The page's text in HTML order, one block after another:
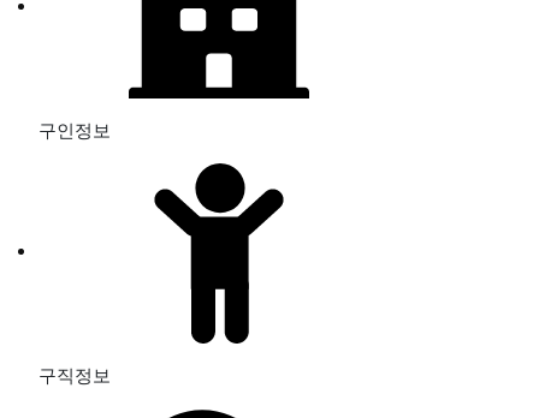
구인정보
구직정보